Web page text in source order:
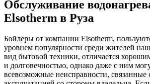
Обслуживание
Elsotherm в Руза
Бойлеры от компании Elsotherm,
уровнем популярности среди жителей
вид бытовой техники, отличается
и долговечностью, однако даже с ним
всевозможные неисправности, связанные